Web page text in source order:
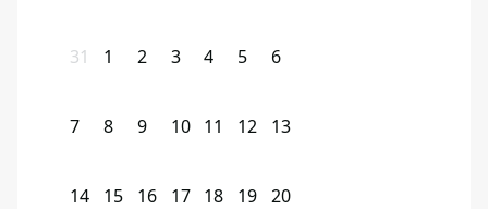
31 1 2 3 4 5 6
7 8 9 10 11 12 13
14 15 16 17 18 19 20